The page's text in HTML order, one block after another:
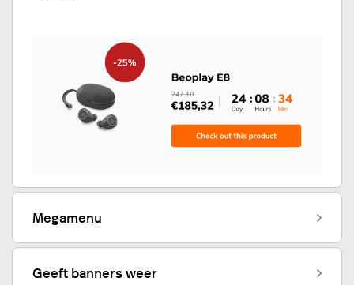
Megamenu
Geeft banners weer